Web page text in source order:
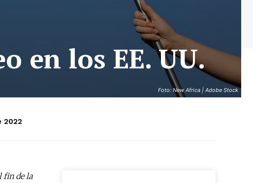
Foto: New Africa | Adobe Stock
en los EE. UU.
2022
fin de la